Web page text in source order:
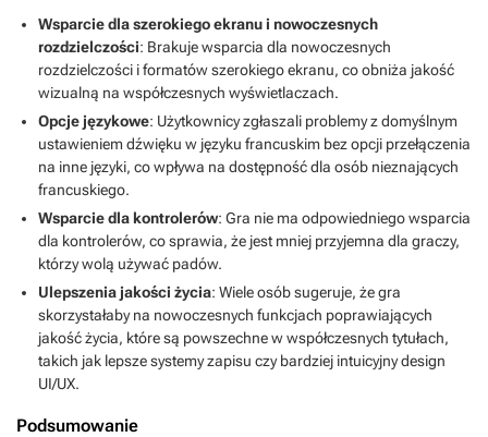
Wsparcie dla szerokiego ekranu i nowoczesnych
rozdzielczości: Brakuje wsparcia dla nowoczesnych
rozdzielczości i formatów szerokiego ekranu, co obniża jakość
wizualną na współczesnych wyświetlaczach.
Opcje językowe: Użytkownicy zgłaszali problemy z domyślnym
ustawieniem dźwięku w języku francuskim bez opcji przełączenia
na inne języki, co wpływa na dostępność dla osób nieznających
francuskiego.
Wsparcie dla kontrolerów: Gra nie ma odpowiedniego wsparcia
dla kontrolerów, co sprawia, że jest mniej przyjemna dla graczy,
którzy wolą używać padów.
Ulepszenia jakości życia: Wiele osób sugeruje, że gra
skorzystałaby na nowoczesnych funkcjach poprawiających
jakość życia, które są powszechne w współczesnych tytułach,
takich jak lepsze systemy zapisu czy bardziej intuicyjny design
UI/UX.
Podsumowanie